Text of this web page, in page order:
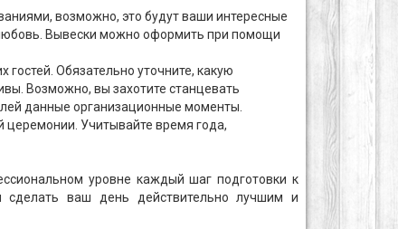
возможно, это будут ваши интересные
Вывески можно оформить при помощи
Обязательно уточните, какую
Возможно, вы захотите станцевать
данные организационные моменты.
Учитывайте время года,
уровне каждый шаг подготовки к
ваш день действительно лучшим и